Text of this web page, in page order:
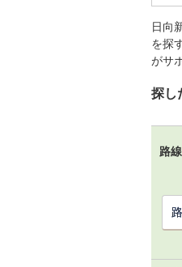
日向
を探
がサ
探し
路線